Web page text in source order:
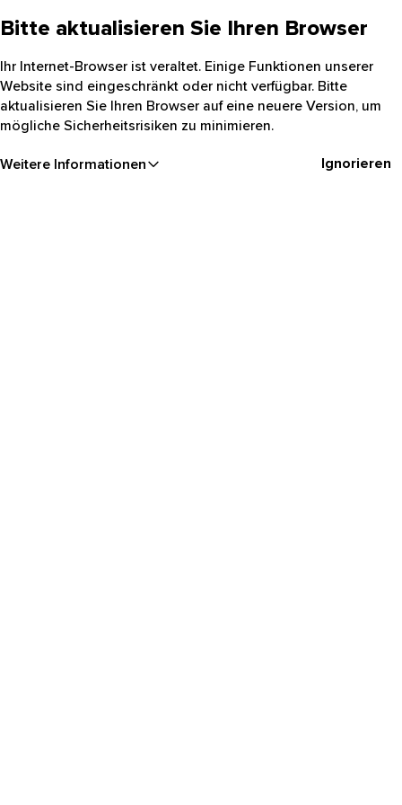
Bitte aktualisieren Sie Ihren Browser
Ihr Internet-Browser ist veraltet. Einige Funktionen unserer
Website sind eingeschränkt oder nicht verfügbar. Bitte
aktualisieren Sie Ihren Browser auf eine neuere Version, um
mögliche Sicherheitsrisiken zu minimieren.
Weitere Informationen Ignorieren